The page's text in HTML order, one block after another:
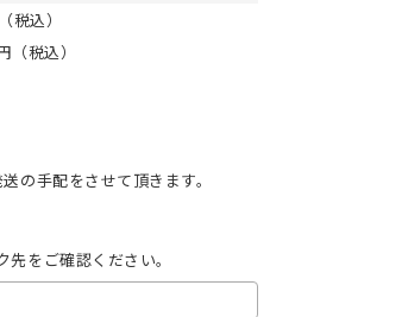
税込）
（税込）
の手配をさせて頂きます。
をご確認ください。